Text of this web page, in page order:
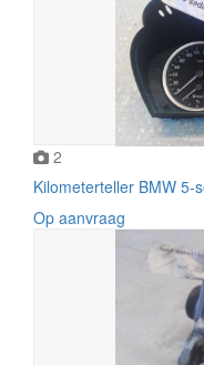
2
Kilometerteller BMW 5-
Op aanvraag